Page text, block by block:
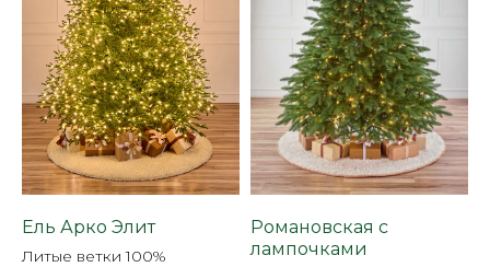
Ель Арко Элит
Литые ветки 100%
Романовская c
лампочками